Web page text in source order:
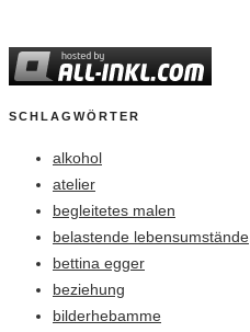
SCHLAGWÖRTER
alkohol
atelier
begleitetes malen
belastende lebensumstände
bettina egger
beziehung
bilderhebamme